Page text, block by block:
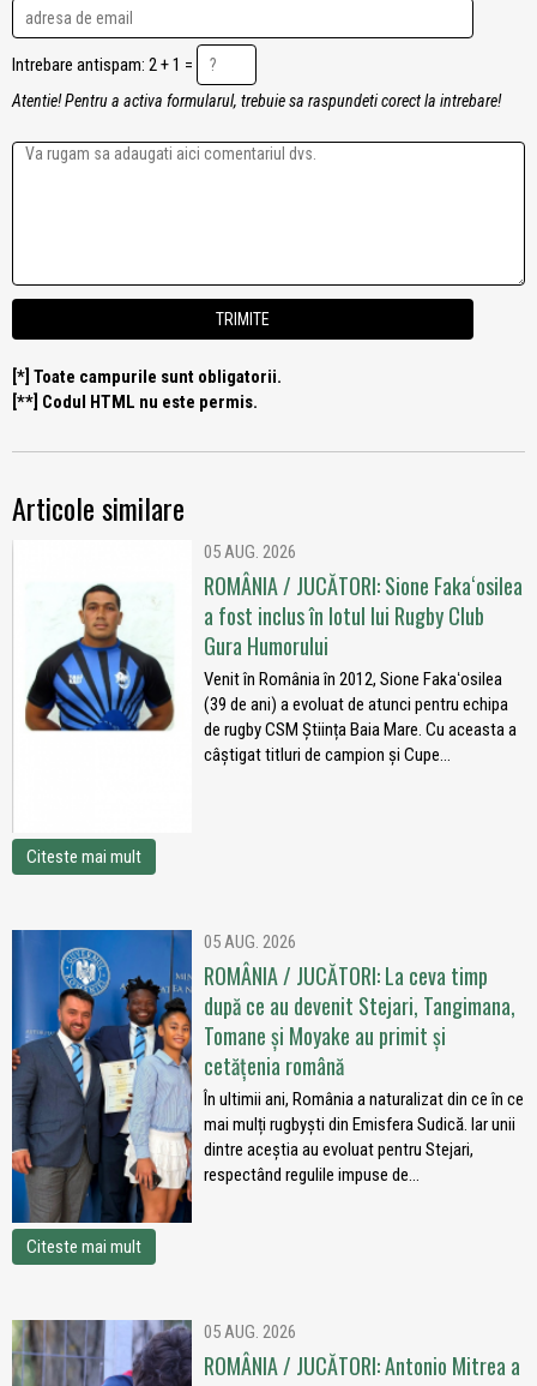
Intrebare antispam: 2 + 1 =
Atentie! Pentru a activa formularul, trebuie sa raspundeti corect la intrebare!
[*] Toate campurile sunt obligatorii.
[**] Codul HTML nu este permis.
Articole similare
05 AUG. 2026
ROMÂNIA / JUCĂTORI: Sione Fakaʻosilea
a fost inclus în lotul lui Rugby Club
Gura Humorului
Venit în România în 2012, Sione Fakaʻosilea
(39 de ani) a evoluat de atunci pentru echipa
de rugby CSM Știința Baia Mare. Cu aceasta a
câștigat titluri de campion și Cupe...
Citeste mai mult
05 AUG. 2026
ROMÂNIA / JUCĂTORI: La ceva timp
după ce au devenit Stejari, Tangimana,
Tomane și Moyake au primit și
cetățenia română
În ultimii ani, România a naturalizat din ce în ce
mai mulți rugbyști din Emisfera Sudică. Iar unii
dintre aceștia au evoluat pentru Stejari,
respectând regulile impuse de...
Citeste mai mult
05 AUG. 2026
ROMÂNIA / JUCĂTORI: Antonio Mitrea a